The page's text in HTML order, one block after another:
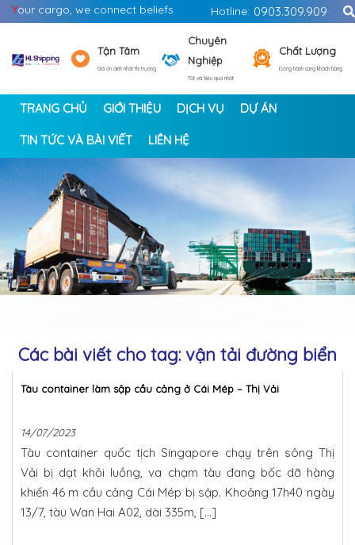
Your cargo, we connect beliefs Hotline: 0903.309.909
Tận Tâm
Giá ổn định nhất thị trường
Chuyên
Nghiệp
Tốt và hiệu quả nhất
Chất Lượng
Đồng hành cùng khách hàng
TRANG CHỦ GIỚI THIỆU DỊCH VỤ DỰ ÁN
TIN TỨC VÀ BÀI VIẾT LIÊN HỆ
< >
Các bài viết cho tag: vận tải đường biển
Tàu container làm sập cầu cảng ở Cái Mép – Thị Vải
14/07/2023
Tàu container quốc tịch Singapore chạy trên sông Thị
Vải bị dạt khỏi luồng, va chạm tàu đang bốc dỡ hàng
khiến 46 m cầu cảng Cái Mép bị sập. Khoảng 17h40 ngày
13/7, tàu Wan Hai A02, dài 335m, […]